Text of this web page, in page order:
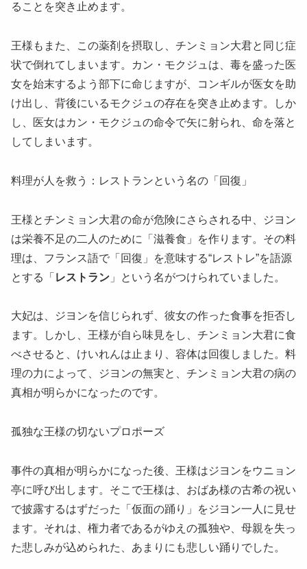
ることを突き止めます。
​王様もまた、この薬剤を摂取し、チンミョン大君と同じ症
状で倒れてしまいます。カン・モクジュは、毒を盛った医
女を始末するよう部下に命じますが、コンギルが医女を助
け出し、背後にいるモクジュの存在を突き止めます。しか
し、医女はカン・モクジュの命令で矢に射られ、命を落と
してしまいます。
​料理が人を救う：レストランという名の「回復」
​王様とチンミョン大君の命が危険にさらされる中、ジヨン
は栄養不足の二人のために「滋養食」を作ります。その料
理は、フランス語で「回復」を意味する“レストレ”を語源
とする「 レストラン 」という名がつけられていました。
​大妃は、ジヨンを信じられず、彼女の作った食事を拒否し
ます。しかし、王様が自ら味見をし、チンミョン大君に食
べさせると、けいれんは止まり、容体は回復しました。料
理の力によって、ジヨンの無実と、チンミョン大君の病の
真相が明らかになったのです。
​孤独な王様の切ないプロポーズ
​事件の真相が明らかになった後、王様はジヨンをウニョン
亭に呼び出します。そこで王様は、おばあ様の古希の祝い
で披露するはずだった「仮面の踊り」をジヨン一人に見せ
ます。それは、権力者であるがゆえの孤独や、母親を失っ
た悲しみが込められた、あまりにも悲しい踊りでした。